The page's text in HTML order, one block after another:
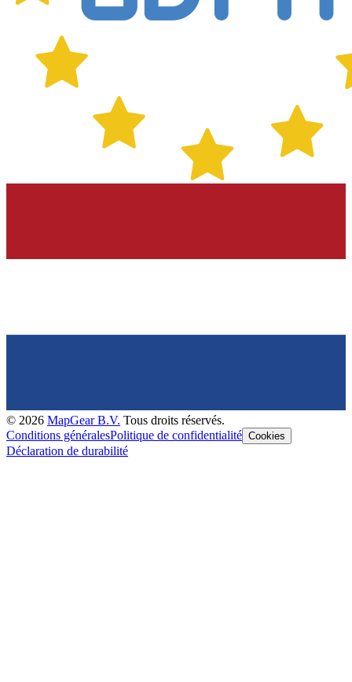
© 2026 MapGear B.V. Tous droits réservés.
Conditions généralesPolitique de confidentialité Cookies
Déclaration de durabilité